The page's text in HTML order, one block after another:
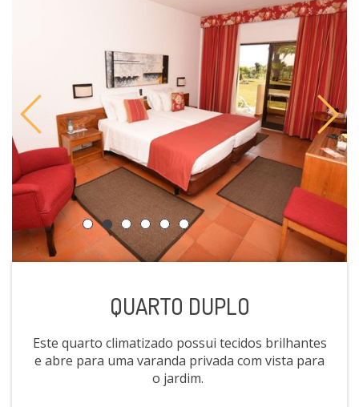
QUARTO DUPLO
Este quarto climatizado possui tecidos brilhantes
e abre para uma varanda privada com vista para
o jardim.